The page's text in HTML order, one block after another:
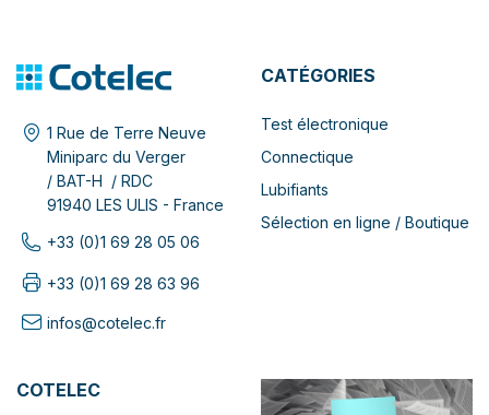
1 Rue de Terre Neuve
Miniparc du Verger
/ BAT-H / RDC
91940 LES ULIS - France
+33 (0)1 69 28 05 06
+33 (0)1 69 28 63 96
infos@cotelec.fr
CATÉGORIES
Test électronique
Connectique
Lubifiants
Sélection en ligne / Boutique
COTELEC